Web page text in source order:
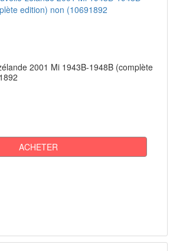
2001 Mi 1943B-1948B (complète
ACHETER